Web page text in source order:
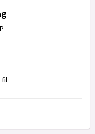
fil